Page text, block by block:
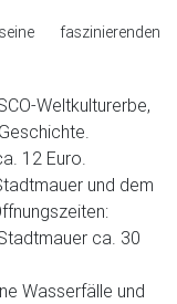
faszinierenden
Weltkulturerbe,
12 Euro.
und dem
ca. 30
Wasserfälle und